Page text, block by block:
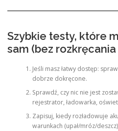
Szybkie testy, które
sam (bez
Jeśli masz łatwy dostęp:
dobrze dokręcone.
Sprawdź, czy nic nie jest
rejestrator, ładowarka,
Zapisuj, kiedy rozładowuje
warunkach (upał/mróz/